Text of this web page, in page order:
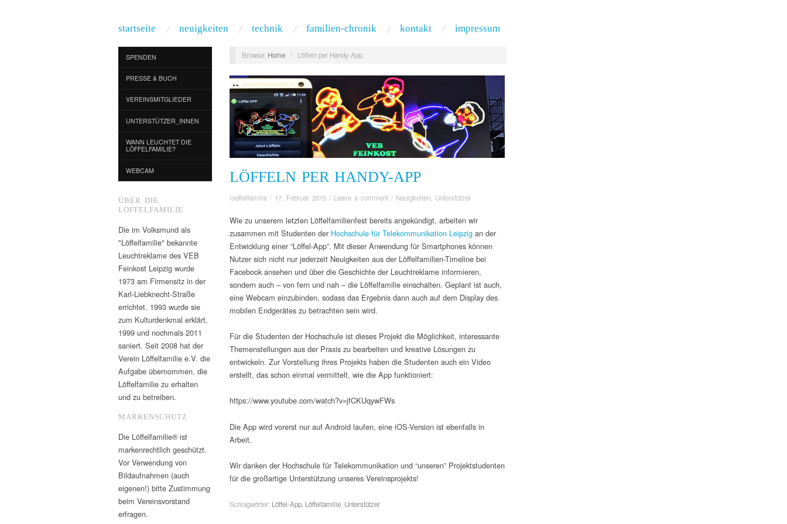
startseite neuigkeiten technik familien-chronik kontakt impressum
SPENDEN
PRESSE & BUCH
VEREINSMITGLIEDER
UNTERSTÜTZER_INNEN
WANN LEUCHTET DIE
LÖFFELFAMILIE?
WEBCAM
ÜBER DIE
LÖFFELFAMILIE
Die im Volksmund als
"Löffelfamilie" bekannte
Leuchtreklame des VEB
Feinkost Leipzig wurde
1973 am Firmensitz in der
Karl-Liebknecht-Straße
errichtet. 1993 wurde sie
zum Kulturdenkmal erklärt,
1999 und nochmals 2011
saniert. Seit 2008 hat der
Verein Löffelfamilie e.V. die
Aufgabe übernommen, die
Löffelfamilie zu erhalten
und zu betreiben.
MARKENSCHUTZ
Die Löffelfamilie® ist
markenrechtlich geschützt.
Vor Verwendung von
Bildaufnahmen (auch
eigenen!) bitte Zustimmung
beim Vereinsvorstand
erfragen.
Browse: Home / Löffeln per Handy-App
LÖFFELN PER HANDY-APP
loeffelfamilie / 17. Februar 2015 / Leave a comment / Neuigkeiten Unterstützer
Wie zu unserem letzten Löffelfamilienfest bereits angekündigt, arbeiten wir
zusammen mit Studenten der Hochschule für Telekommunikation Leipzig an der
Entwicklung einer “Löffel-App”. Mit dieser Anwendung für Smartphones können
Nutzer sich nicht nur jederzeit Neuigkeiten aus der Löffelfamilien-Timeline bei
Facebook ansehen und über die Geschichte der Leuchtreklame informieren,
sondern auch – von fern und nah – die Löffelfamilie einschalten. Geplant ist auch,
eine Webcam einzubinden, sodass das Ergebnis dann auch auf dem Display des
mobilen Endgerätes zu betrachten sein wird.
Für die Studenten der Hochschule ist dieses Projekt die Möglichkeit, interessante
Themenstellungen aus der Praxis zu bearbeiten und kreative Lösungen zu
entwickeln. Zur Vorstellung ihres Projekts haben die Studenten auch ein Video
erstellt, das schon einmal vermittelt, wie die App funktioniert:
https://www.youtube.com/watch?v=jfCKUqywFWs
Die App wird vorerst nur auf Android laufen, eine iOS-Version ist ebenfalls in
Arbeit.
Wir danken der Hochschule für Telekommunikation und “unseren” Projektstudenten
für die großartige Unterstützung unseres Vereinsprojekts!
Schlagwörter: Löffel-App, Löffelfamilie, Unterstützer